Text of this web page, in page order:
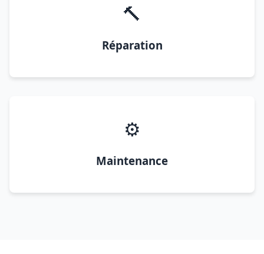
🔨
Réparation
⚙️
Maintenance